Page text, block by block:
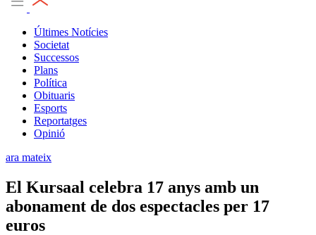
Últimes Notícies
Societat
Successos
Plans
Política
Obituaris
Esports
Reportatges
Opinió
ara mateix
El Kursaal celebra 17 anys amb un
abonament de dos espectacles per 17
euros